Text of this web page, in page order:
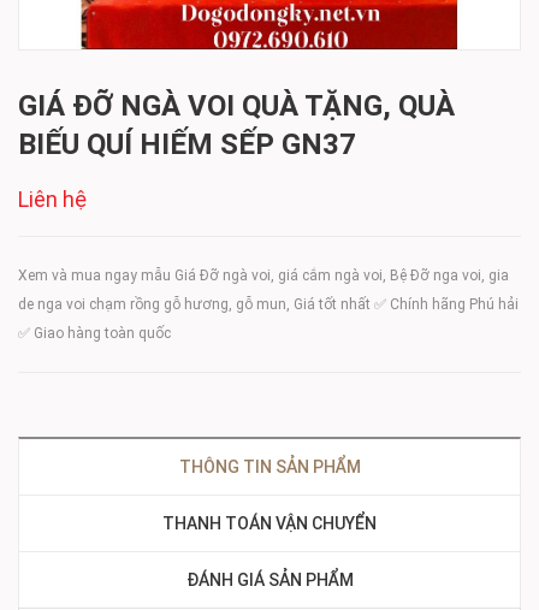
GIÁ ĐỠ NGÀ VOI QUÀ TẶNG, QUÀ
BIẾU QUÍ HIẾM SẾP GN37
Liên hệ
Xem và mua ngay mẫu Giá Đỡ ngà voi, giá cắm ngà voi, Bệ Đỡ nga voi, gia
de nga voi chạm rồng gỗ hương, gỗ mun, Giá tốt nhất ✅ Chính hãng Phú hải
✅ Giao hàng toàn quốc
THÔNG TIN SẢN PHẨM
THANH TOÁN VẬN CHUYỂN
ĐÁNH GIÁ SẢN PHẨM